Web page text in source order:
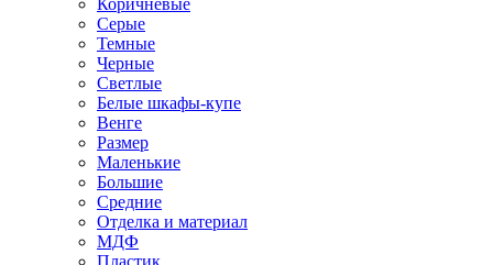
Коричневые
Серые
Темные
Черные
Светлые
Белые шкафы-купе
Венге
Размер
Маленькие
Большие
Средние
Отделка и материал
МДФ
Пластик